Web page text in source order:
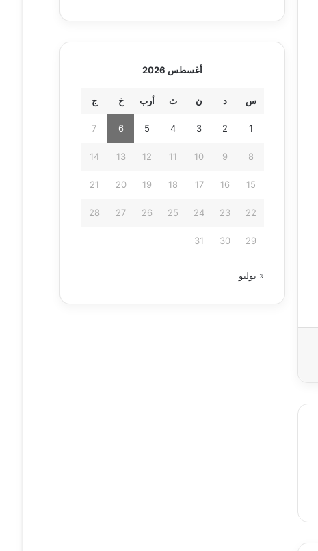
أغسطس 2026
س د ن ث أرب خ ج
1
2
3
4
5
6
7
8
9
10
11
12
13
14
15
16
17
18
19
20
21
22
23
24
25
26
27
28
29
30
31
« يوليو